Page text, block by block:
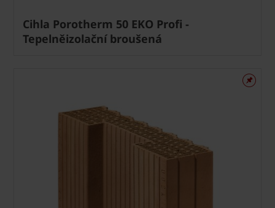
Cihla Porotherm 50 EKO Profi -
Tepelněizolační broušená